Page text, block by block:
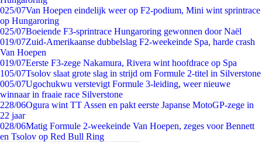
025/07Van Hoepen eindelijk weer op F2-podium, Mini wint sprintrace
op Hungaroring
025/07Boeiende F3-sprintrace Hungaroring gewonnen door Naël
019/07Zuid-Amerikaanse dubbelslag F2-weekeinde Spa, harde crash
Van Hoepen
019/07Eerste F3-zege Nakamura, Rivera wint hoofdrace op Spa
105/07Tsolov slaat grote slag in strijd om Formule 2-titel in Silverstone
005/07Ugochukwu verstevigt Formule 3-leiding, weer nieuwe
winnaar in fraaie race Silverstone
228/06Ogura wint TT Assen en pakt eerste Japanse MotoGP-zege in
22 jaar
028/06Matig Formule 2-weekeinde Van Hoepen, zeges voor Bennett
en Tsolov op Red Bull Ring